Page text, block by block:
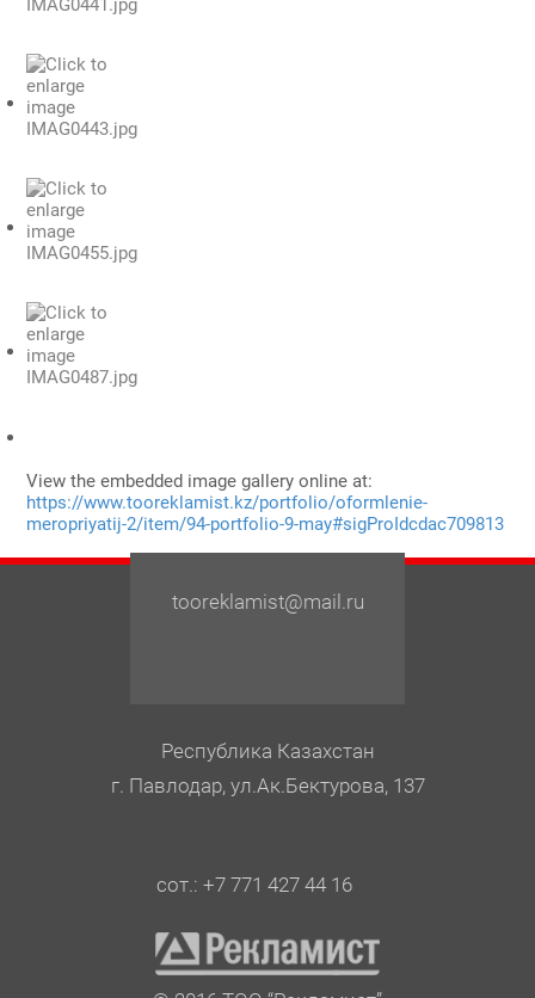
View the embedded image gallery online at:
https://www.tooreklamist.kz/portfolio/oformlenie-
meropriyatij-2/item/94-portfolio-9-may#sigProIdcdac709813
tooreklamist@mail.ru
Республика Казахстан
г. Павлодар, ул.Ак.Бектурова, 137
сот.: +7 771 427 44 16